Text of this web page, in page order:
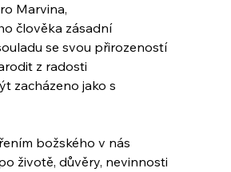
Marvina,
člověka zásadní
se svou přirozeností
z radosti
zacházeno jako s
božského v nás
životě, důvěry, nevinnosti